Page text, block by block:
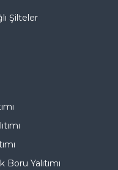
Şilteler
Yalıtımı